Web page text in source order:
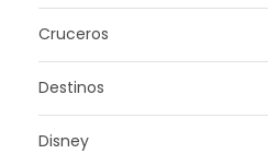
Cruceros
Destinos
Disney